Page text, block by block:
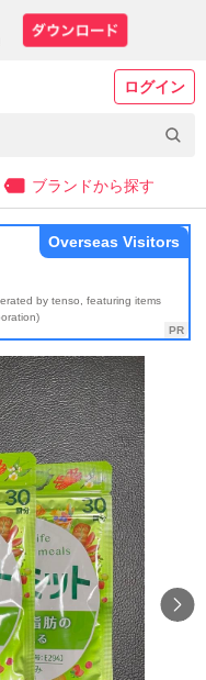
ログイン
ブランドから探す
by tenso, featuring items
Overseas Visitors